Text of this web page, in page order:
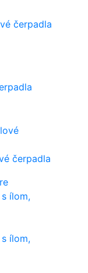
čerpadla
čerpadla
ílom,